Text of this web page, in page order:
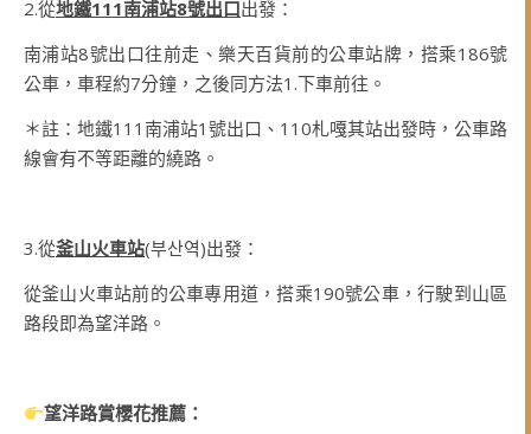
2.從地鐵111南浦站8號出口出發：
南浦站8號出口往前走、樂天百貨前的公車站牌，搭乘186號
公車，車程約7分鐘，之後同方法1.下車前往。
＊註：地鐵111南浦站1號出口、110札嘎其站出發時，公車路
線會有不等距離的繞路。
3.從釜山火車站(부산역)出發：
從釜山火車站前的公車專用道，搭乘190號公車，行駛到山區
路段即為望洋路。
望洋路賞櫻花推薦：